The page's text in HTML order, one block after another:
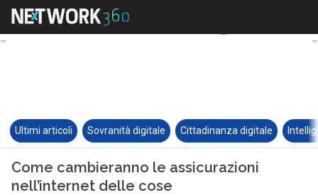
Ultimi articoli Sovranità digitale Cittadinanza digitale
Come cambieranno le assicurazioni
nell’internet delle cose